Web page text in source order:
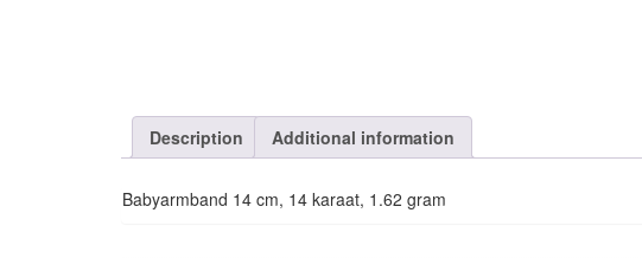
Description Additional information
Babyarmband 14 cm, 14 karaat, 1.62 gram